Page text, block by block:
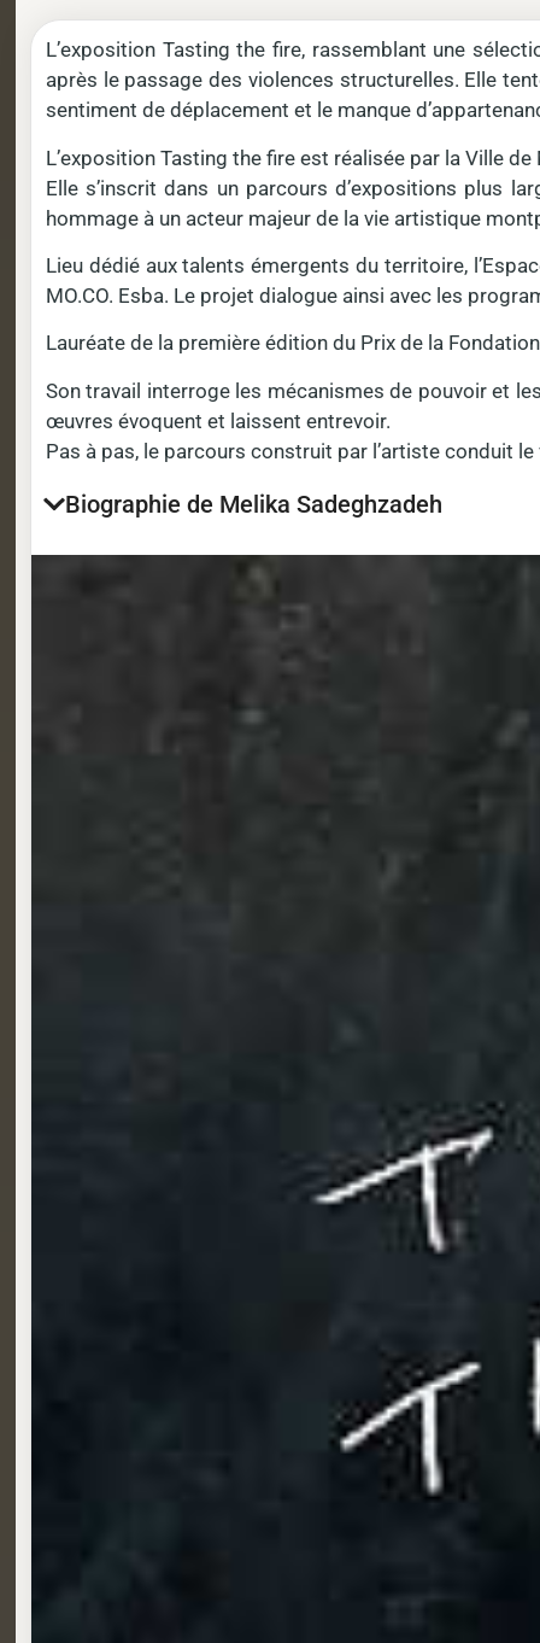
L’exposition Tasting the fire, rassemblant une
après le passage des violences structurelles. Elle
sentiment de déplacement et le manque
L’exposition Tasting the fire est réalisée par la Ville
Elle s’inscrit dans un parcours d’expositions plus
hommage à un acteur majeur de la vie artistique
Lieu dédié aux talents émergents du territoire,
MO.CO. Esba. Le projet dialogue ainsi avec les
Lauréate de la première édition du Prix de la
Son travail interroge les mécanismes de pouvoir et
œuvres évoquent et laissent entrevoir.
Pas à pas, le parcours construit par l’artiste conduit
Biographie de Melika Sadeghzadeh